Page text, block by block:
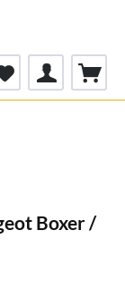
Boxer /